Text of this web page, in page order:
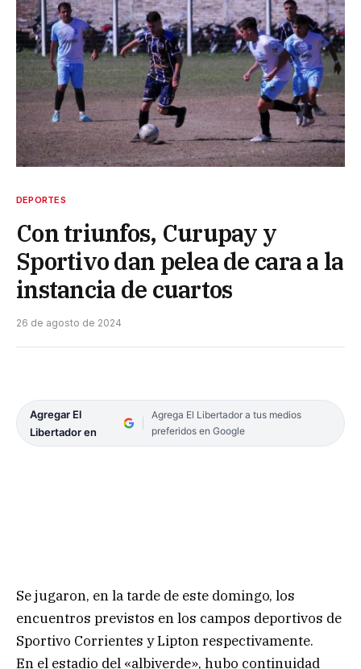
DEPORTES
Con triunfos, Curupay y
Sportivo dan pelea de cara a la
instancia de cuartos
26 de agosto de 2024
Agregar El
Libertador en
Agrega El Libertador a tus medios
preferidos en Google
Se jugaron, en la tarde de este domingo, los
encuentros previstos en los campos deportivos de
Sportivo Corrientes y Lipton respectivamente.
En el estadio del «albiverde», hubo continuidad